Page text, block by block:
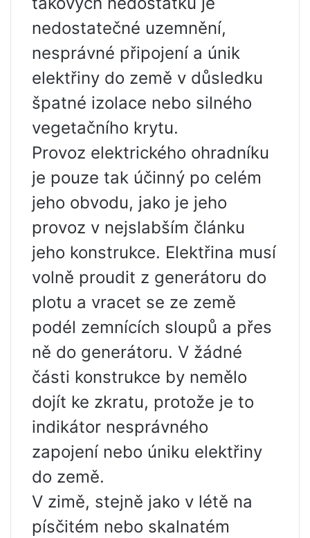
nedostatečné uzemnění,
nesprávné připojení a únik
elektřiny do země v důsledku
špatné izolace nebo silného
vegetačního krytu.
Provoz elektrického ohradníku
je pouze tak účinný po celém
jeho obvodu, jako je jeho
provoz v nejslabším článku
jeho konstrukce. Elektřina musí
volně proudit z generátoru do
plotu a vracet se ze země
podél zemnících sloupů a přes
ně do generátoru. V žádné
části konstrukce by nemělo
dojít ke zkratu, protože je to
indikátor nesprávného
zapojení nebo úniku elektřiny
do země.
V zimě, stejně jako v létě na
písčitém nebo skalnatém